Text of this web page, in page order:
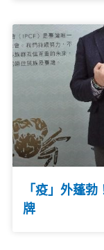
「疫」外蓬
牌